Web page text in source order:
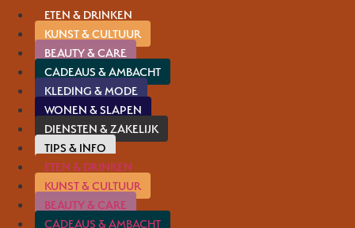
ETEN & DRINKEN
KUNST & CULTUUR
BEAUTY & CARE
CADEAUS & AMBACHT
KLEDING & MODE
WONEN & SLAPEN
DIENSTEN & ZAKELIJK
TIPS & INFO
ETEN & DRINKEN
KUNST & CULTUUR
BEAUTY & CARE
CADEAUS & AMBACHT